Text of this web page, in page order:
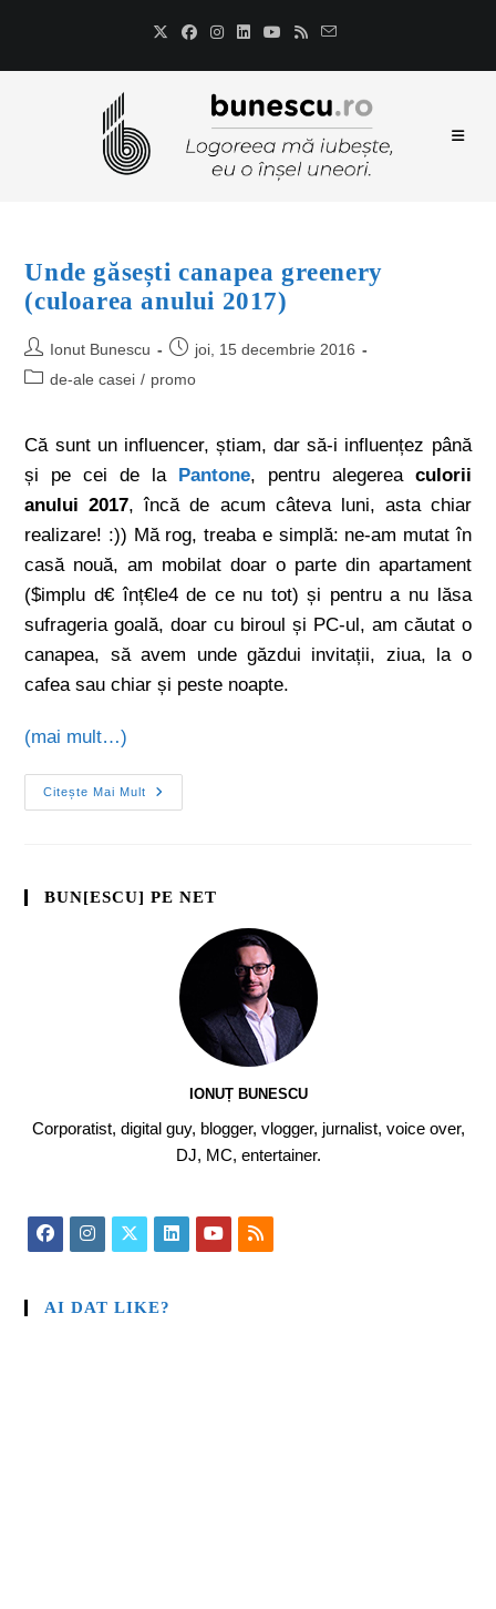
Unde găsești canapea greenery
(culoarea anului 2017)
Ionut Bunescu
joi, 15 decembrie 2016
de-ale casei / promo
Că sunt un influencer, știam, dar să-i influențez până
și pe cei de la Pantone, pentru alegerea culorii
anului 2017, încă de acum câteva luni, asta chiar
realizare! :)) Mă rog, treaba e simplă: ne-am mutat în
casă nouă, am mobilat doar o parte din apartament
($implu d€ înț€le4 de ce nu tot) și pentru a nu lăsa
sufrageria goală, doar cu biroul și PC-ul, am căutat o
canapea, să avem unde găzdui invitații, ziua, la o
cafea sau chiar și peste noapte.
(mai mult…)
Citește Mai Mult
BUN[ESCU] PE NET
IONUȚ BUNESCU
Corporatist, digital guy, blogger, vlogger, jurnalist, voice over,
DJ, MC, entertainer.
AI DAT LIKE?